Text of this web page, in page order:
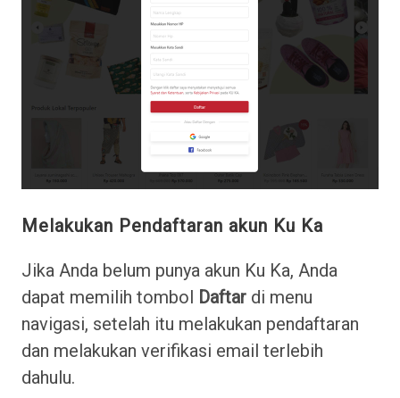
Melakukan Pendaftaran akun Ku Ka
Jika Anda belum punya akun Ku Ka, Anda
dapat memilih tombol Daftar di menu
navigasi, setelah itu melakukan pendaftaran
dan melakukan verifikasi email terlebih
dahulu.